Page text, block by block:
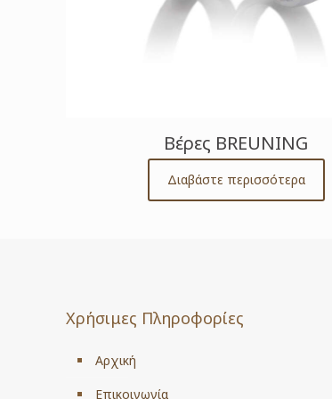
Βέρες BREUNING
Διαβάστε περισσότερα
Χρήσιμες Πληροφορίες
Αρχική
Επικοινωνία